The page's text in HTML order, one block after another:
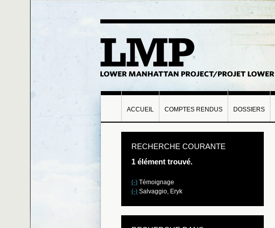
ACCUEIL COMPTES RENDUS DOSSIERS
RECHERCHE COURANTE
1 élément trouvé.
(-) Témoignage
(-) Salvaggio, Eryk